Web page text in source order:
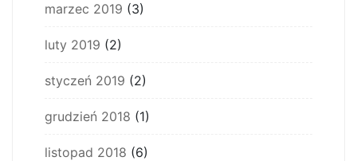
marzec 2019 (3)
luty 2019 (2)
styczeń 2019 (2)
grudzień 2018 (1)
listopad 2018 (6)